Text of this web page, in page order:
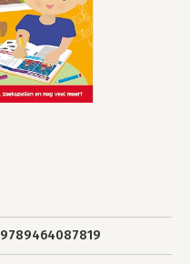
9789464087819